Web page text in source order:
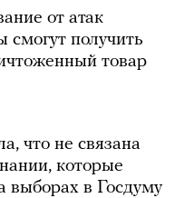
от атак
смогут получить
товар
что не связана
которые
выборах в Госдуму